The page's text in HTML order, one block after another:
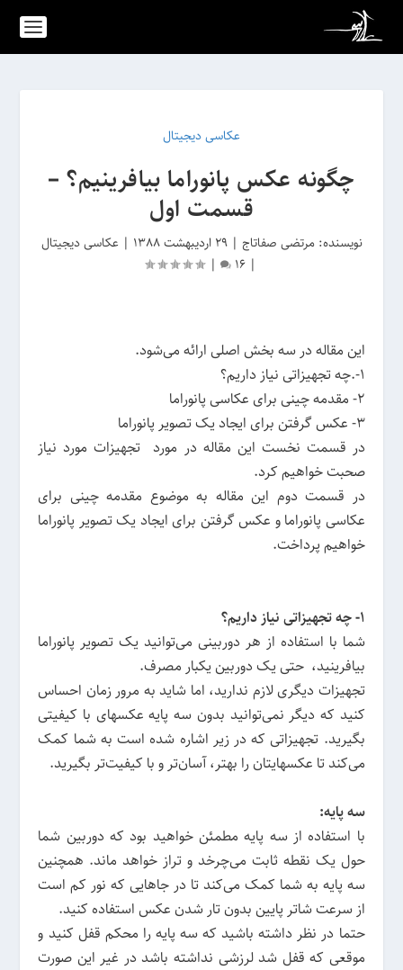
عکاسی دیجیتال
چگونه عکس پانوراما بیافرینیم؟ –
قسمت اول
نویسنده: مرتضی صفاتاج |29 اردیبهشت 1388 | عکاسی دیجیتال
|
16
|
این مقاله در سه بخش اصلی ارائه می‌شود.
1-.چه تجهیزاتی نیاز داریم؟
2- مقدمه چینی برای عکاسی پانوراما
3- عکس گرفتن برای ایجاد یک تصویر پانوراما
در قسمت نخست این مقاله در مورد تجهیزات مورد نیاز
صحبت خواهیم کرد.
در قسمت دوم این مقاله به موضوع مقدمه چینی برای
عکاسی پانوراما و عکس گرفتن برای ایجاد یک تصویر پانوراما
خواهیم پرداخت.
1- چه تجهیزاتی نیاز داریم؟
شما با استفاده از هر دوربینی می‌توانید یک تصویر پانوراما
بیافرینید، حتی یک دوربین یکبار مصرف.
تجهیزات دیگری لازم ندارید، اما شاید به مرور زمان احساس
کنید که دیگر نمی‌توانید بدون سه پایه عکسهای با کیفیتی
بگیرید. تجهیزاتی که در زیر اشاره شده است به شما کمک
می‌کند تا عکسهایتان را بهتر، آسان‌تر و با کیفیت‌تر بگیرید.
سه پایه:
با استفاده از سه پایه مطمئن خواهید بود که دوربین شما
حول یک نقطه ثابت می‌چرخد و تراز خواهد ماند. همچنین
سه پایه به شما کمک می‌کند تا در جاهایی که نور کم است
از سرعت شاتر پایین بدون تار شدن عکس استفاده کنید.
حتما در نظر داشته باشید که سه پایه را محکم قفل کنید و
موقعی که قفل شد لرزشی نداشته باشد در غیر این صورت